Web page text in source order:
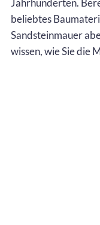
Jahrhunderten.
beliebtes
Sandsteinmauer
wissen, wie Sie die